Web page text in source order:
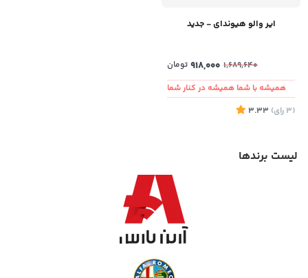
ایر والو هیوندای - جدید
1,689,640
918,000 تومان
همیشه با شما همیشه در کنار شما
(3
رای)
3.33
لیست برندها